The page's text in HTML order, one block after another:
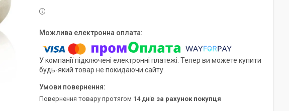
У компанії підключені електронні платежі. Тепер ви можете купити
будь-який товар не покидаючи сайту.
повернення товару протягом 14 днів за рахунок покупця